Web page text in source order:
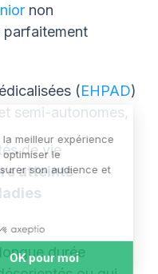
non
parfaitement
(EHPAD)
semi-autonomes,
de vie
atteints
durée